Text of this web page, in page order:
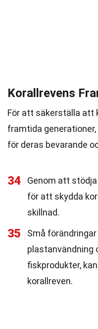
Korallrevens
För att säkerställa att
framtida
för deras bevarande
34
Genom att
för att skydda
skillnad.
35
Små
plastanvändning
fiskprodukter,
korallreven.